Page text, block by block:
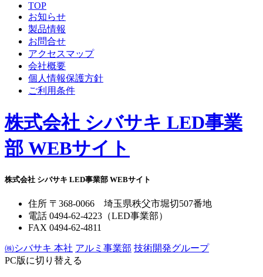
TOP
お知らせ
製品情報
お問合せ
アクセスマップ
会社概要
個人情報保護方針
ご利用条件
株式会社 シバサキ LED事業
部 WEBサイト
株式会社 シバサキ LED事業部 WEBサイト
住所 〒368-0066 埼玉県秩父市堀切507番地
電話 0494-62-4223 （LED事業部）
FAX 0494-62-4811
㈱シバサキ 本社 アルミ事業部 技術開発グループ
PC版に切り替える